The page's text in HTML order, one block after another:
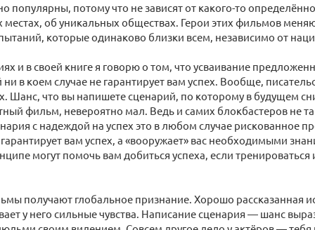
популярны, потому что не зависят от какого-то
местах, об уникальных обществах. Герои этих фильмов
которые одинаково близки всем, независимо от
и в своей книге я говорю о том, что усваивание
в коем случае не гарантирует вам успех. Вообще,
Шанс, что вы напишете сценарий, по которому в будущем
фильм, невероятно мал. Ведь и самих блокбастеров не
с надеждой на успех это в любом случае рискованное
вам успех, а «вооружает» вас необходимыми
могут помочь вам добиться успеха, если
получают глобальное признание. Хорошо рассказанная
у него сильные чувства. Написание сценария — шанс